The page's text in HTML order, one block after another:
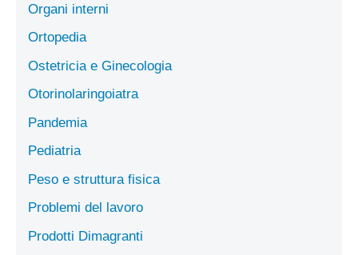
Organi interni
Ortopedia
Ostetricia e Ginecologia
Otorinolaringoiatra
Pandemia
Pediatria
Peso e struttura fisica
Problemi del lavoro
Prodotti Dimagranti